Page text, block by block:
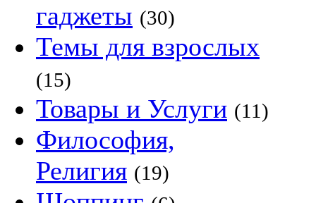
гаджеты (30)
Темы для взрослых
(15)
Товары и Услуги (11)
Философия,
Религия (19)